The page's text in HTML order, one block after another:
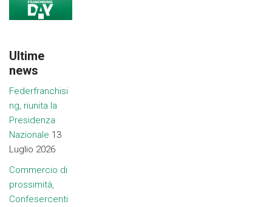
Ultime
news
Federfranchisi
ng, riunita la
Presidenza
Nazionale 13
Luglio 2026
Commercio di
prossimità,
Confesercenti